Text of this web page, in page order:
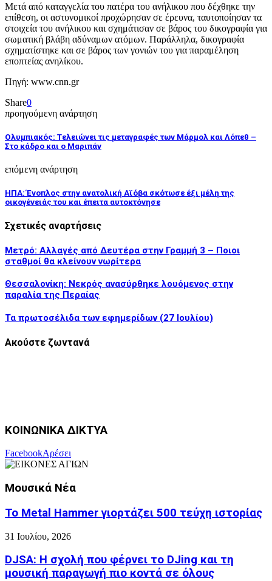
Μετά από καταγγελία του πατέρα του ανήλικου που δέχθηκε την
επίθεση, οι αστυνομικοί προχώρησαν σε έρευνα, ταυτοποίησαν τα
στοιχεία του ανήλικου και σχημάτισαν σε βάρος του δικογραφία για
σωματική βλάβη αδύναμων ατόμων. Παράλληλα, δικογραφία
σχηματίστηκε και σε βάρος των γονιών του για παραμέληση
εποπτείας ανηλίκου.
Πηγή: www.cnn.gr
Share0
προηγούμενη ανάρτηση
Ολυμπιακός: Tελειώνει τις μεταγραφές των Μάρμολ και Λόπεθ –
Στο κάδρο και ο Μαριπάν
επόμενη ανάρτηση
ΗΠΑ: Ένοπλος στην ανατολική Αϊόβα σκότωσε έξι μέλη της
οικογένειάς του και έπειτα αυτοκτόνησε
Σχετικές αναρτήσεις
Μετρό: Αλλαγές από Δευτέρα στην Γραμμή 3 – Ποιοι
σταθμοί θα κλείνουν νωρίτερα
Θεσσαλονίκη: Νεκρός ανασύρθηκε λουόμενος στην
παραλία της Περαίας
Τα πρωτοσέλιδα των εφημερίδων (27 Ιουλίου)
Ακούστε ζωντανά
ΚΟΙΝΩΝΙΚΑ ΔΙΚΤΥΑ
FacebookΑρέσει
Μουσικά Νέα
Το Metal Hammer γιορτάζει 500 τεύχη ιστορίας
31 Ιουλίου, 2026
DJSA: Η σχολή που φέρνει το DJing και τη
μουσική παραγωγή πιο κοντά σε όλους